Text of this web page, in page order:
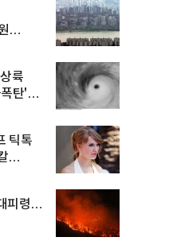
륙
탄'
틱톡
피령…